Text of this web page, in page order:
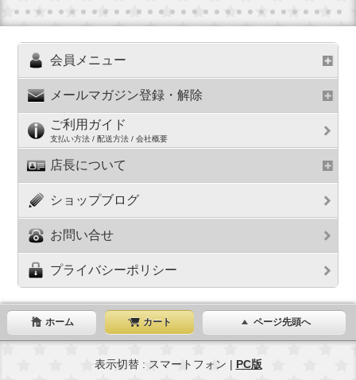
会員メニュー
メールマガジン登録・解除
ご利用ガイド
支払い方法 / 配送方法 / 会社概要
店長について
ショップブログ
お問い合せ
プライバシーポリシー
ホーム カート ページ先頭へ
表示切替 : スマートフォン | PC版